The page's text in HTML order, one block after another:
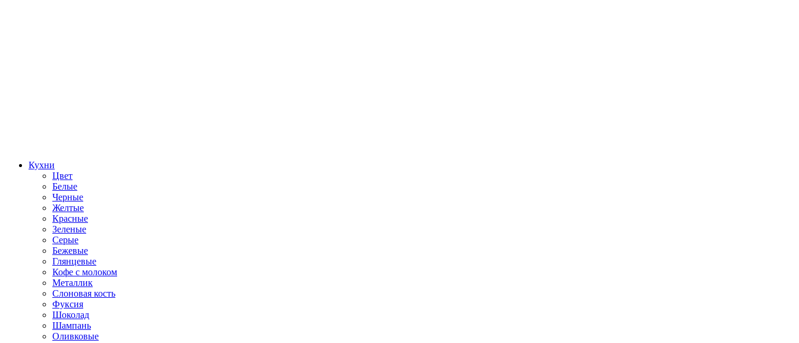
Кухни
Цвет
Белые
Черные
Желтые
Красные
Зеленые
Серые
Бежевые
Глянцевые
Кофе с молоком
Металлик
Слоновая кость
Фуксия
Шоколад
Шампань
Оливковые